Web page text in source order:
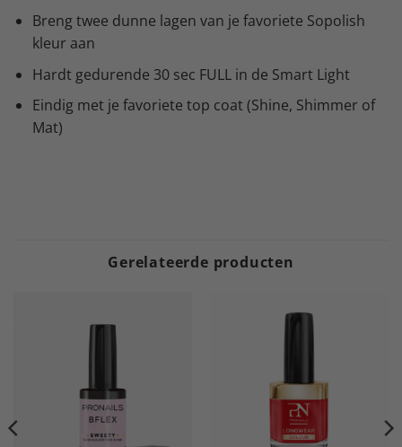
Breng twee dunne lagen van je favoriete Sopolish
kleur aan
Hardt gedurende 30 sec FULL in de Smart Light
Eindig met je favoriete top coat (Shine, Shimmer of
Mat)
Gerelateerde producten